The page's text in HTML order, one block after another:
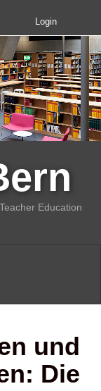
Login
Education
und
Die